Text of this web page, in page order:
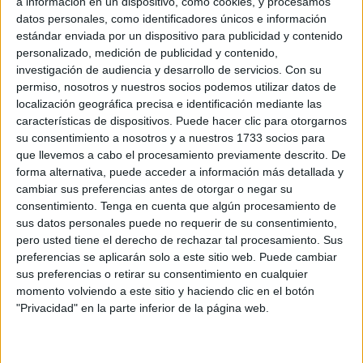
datos personales, como identificadores únicos e información
estándar enviada por un dispositivo para publicidad y contenido
personalizado, medición de publicidad y contenido,
investigación de audiencia y desarrollo de servicios. Con su
permiso, nosotros y nuestros socios podemos utilizar datos de
localización geográfica precisa e identificación mediante las
características de dispositivos. Puede hacer clic para otorgarnos
su consentimiento a nosotros y a nuestros 1733 socios para
que llevemos a cabo el procesamiento previamente descrito. De
forma alternativa, puede acceder a información más detallada y
cambiar sus preferencias antes de otorgar o negar su
consentimiento. Tenga en cuenta que algún procesamiento de
sus datos personales puede no requerir de su consentimiento,
pero usted tiene el derecho de rechazar tal procesamiento. Sus
preferencias se aplicarán solo a este sitio web. Puede cambiar
sus preferencias o retirar su consentimiento en cualquier
momento volviendo a este sitio y haciendo clic en el botón
"Privacidad" en la parte inferior de la página web.
POR CARMEN ECHARRI 07/08/2026 2
La Guardia Civil localiza el cadáver de un
varón en la almadrabeta del Recinto
POR CARMEN ECHARRI 07/08/2026 0
La huida en phantom de un traficante de
inmigrantes que frenó la Guardia Civil
POR CARMEN ECHARRI 07/08/2026 2
La Policía se topa con 3 menores asentados
en el 'Rosalía de Castro'
POR CARMEN ECHARRI 07/08/2026 3
Proteger a niñas marroquíes: prioridad ante
los casos de violación y agresiones
POR CARMEN ECHARRI 07/08/2026 8